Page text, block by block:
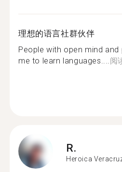
理想的语言社群伙伴
People with open mind
me to learn languages....阅
R.
Heroica